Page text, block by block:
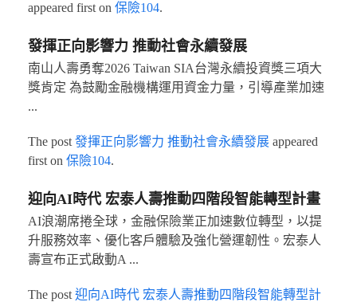
appeared first on 保險104.
發揮正向影響力 推動社會永續發展
南山人壽勇奪2026 Taiwan SIA台灣永續投資獎三項大
獎肯定 為鼓勵金融機構運用資金力量，引導產業加速
...
The post 發揮正向影響力 推動社會永續發展appeared
first on 保險104.
迎向AI時代 宏泰人壽推動四階段智能轉型計畫
AI浪潮席捲全球，金融保險業正加速數位轉型，以提
升服務效率、優化客戶體驗及強化營運韌性。宏泰人
壽宣布正式啟動A ...
The post 迎向AI時代 宏泰人壽推動四階段智能轉型計